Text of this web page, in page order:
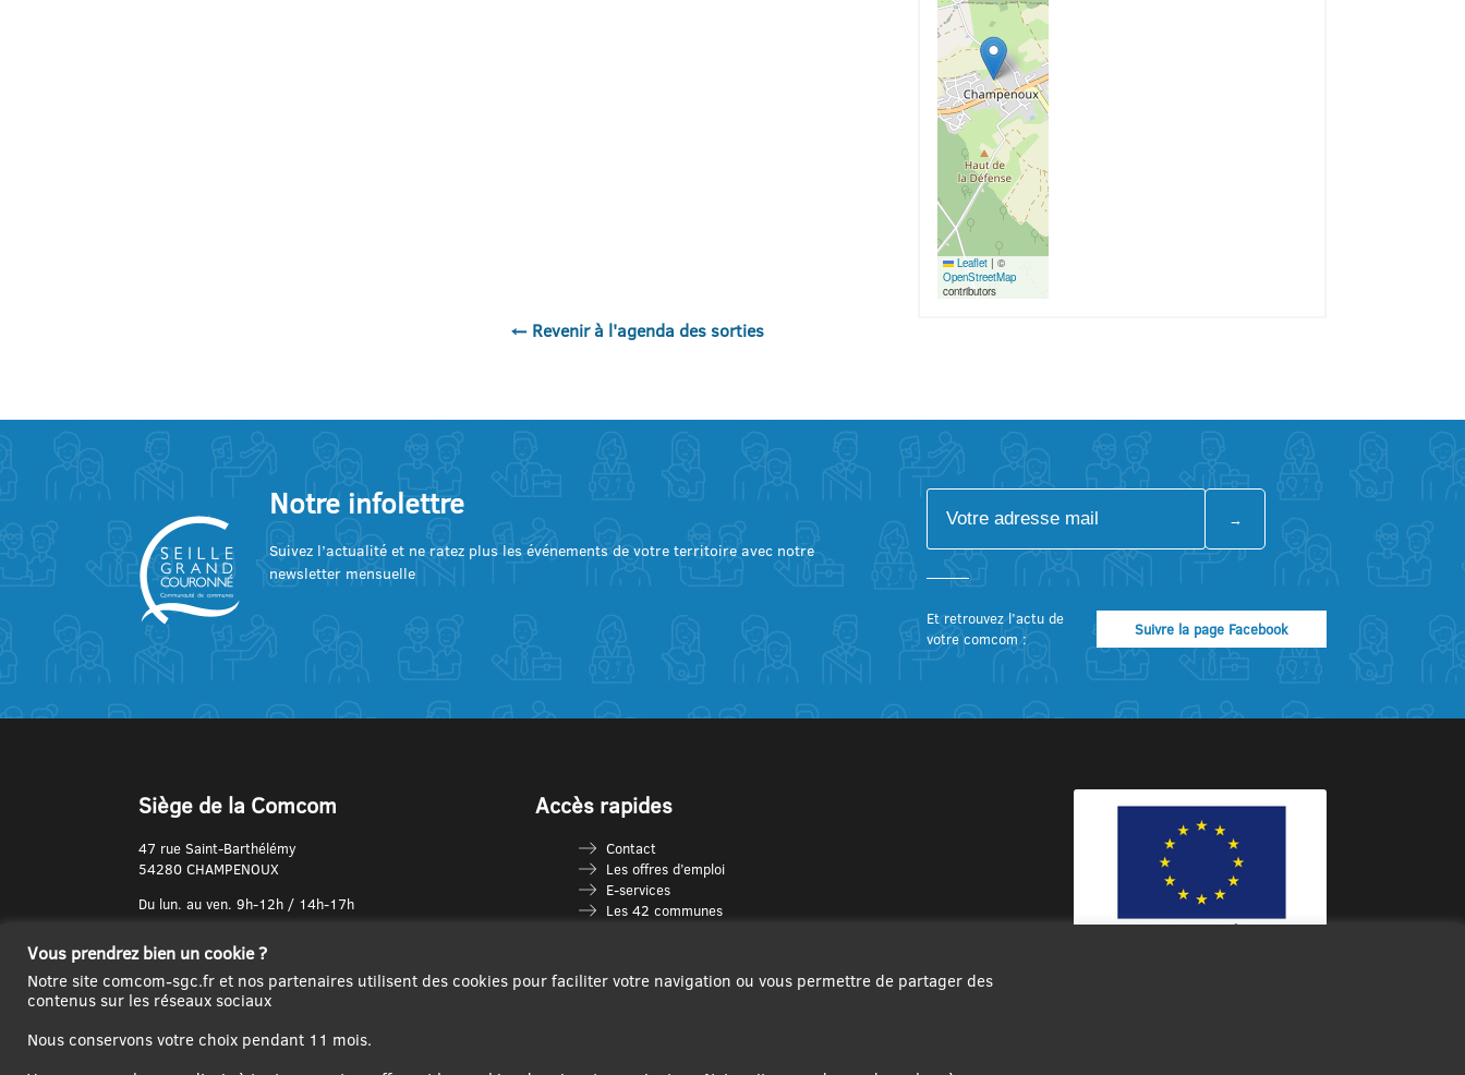
Leaflet | ©
OpenStreetMap
contributors
← Revenir à l'agenda des sorties
Notre infolettre
Suivez l’actualité et ne ratez plus les événements de votre territoire avec notre
newsletter mensuelle
Et retrouvez l’actu de
votre comcom :
Suivre la page Facebook
Siège de la Comcom
47 rue Saint-Barthélémy
54280 CHAMPENOUX
Du lun. au ven. 9h-12h / 14h-17h
03 83 31 74 37
Accès rapides
Contact
Les offres d’emploi
E-services
Les 42 communes
Espace France Services
Les séniors
Vous prendrez bien un cookie ?
Notre site comcom-sgc.fr et nos partenaires utilisent des cookies pour faciliter votre navigation ou vous permettre de partager des
contenus sur les réseaux sociaux
Nous conservons votre choix pendant 11 mois.